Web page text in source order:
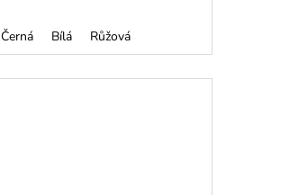
Černá Bílá Růžová